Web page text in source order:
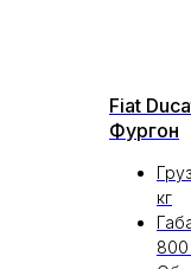
Fiat
Фургон
кг
800